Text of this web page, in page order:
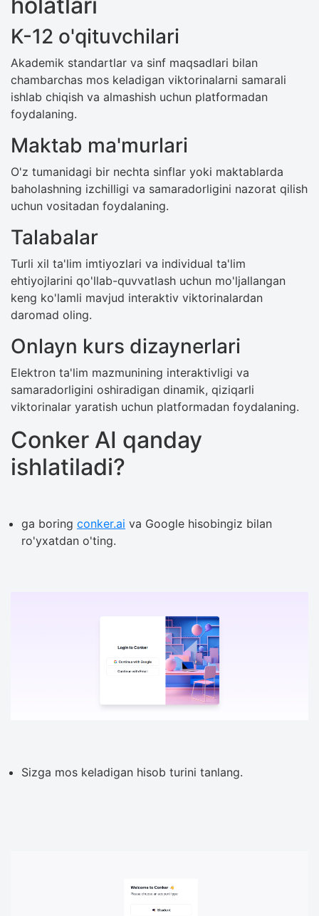
K-12 o'qituvchilari
Akademik standartlar va sinf maqsadlari bilan
chambarchas mos keladigan viktorinalarni samarali
ishlab chiqish va almashish uchun platformadan
foydalaning.
Maktab ma'murlari
O'z tumanidagi bir nechta sinflar yoki maktablarda
baholashning izchilligi va samaradorligini nazorat qilish
uchun vositadan foydalaning.
Talabalar
Turli xil ta'lim imtiyozlari va individual ta'lim
ehtiyojlarini qo'llab-quvvatlash uchun mo'ljallangan
keng ko'lamli mavjud interaktiv viktorinalardan
daromad oling.
Onlayn kurs dizaynerlari
Elektron ta'lim mazmunining interaktivligi va
samaradorligini oshiradigan dinamik, qiziqarli
viktorinalar yaratish uchun platformadan foydalaning.
Conker AI qanday
ishlatiladi?
ga boring conker.ai va Google hisobingiz bilan
ro'yxatdan o'ting.
Sizga mos keladigan hisob turini tanlang.